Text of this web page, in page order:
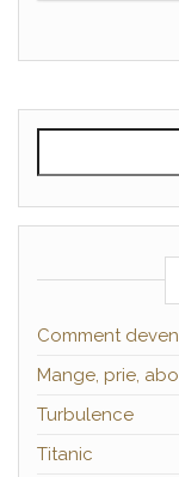
Comment
Mange, prie,
Turbulence
Titanic